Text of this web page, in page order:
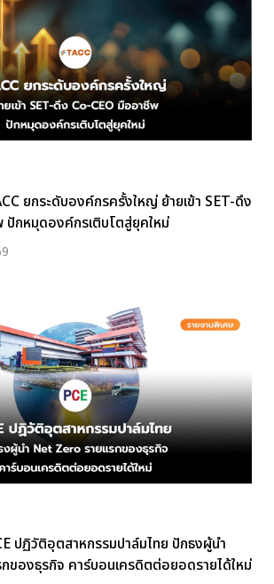
ยกระดับองค์กรครั้งใหญ่ ย้ายเข้า SET-ดึง
ปักหมุดองค์กรเติบโตสู่ยุคใหม่
ปฏิวัติอุตสาหกรรมปาล์มไทย ปักธงผู้นำ
ของธุรกิจ คาร์บอนเครดิตต่อยอดรายได้ใหม่